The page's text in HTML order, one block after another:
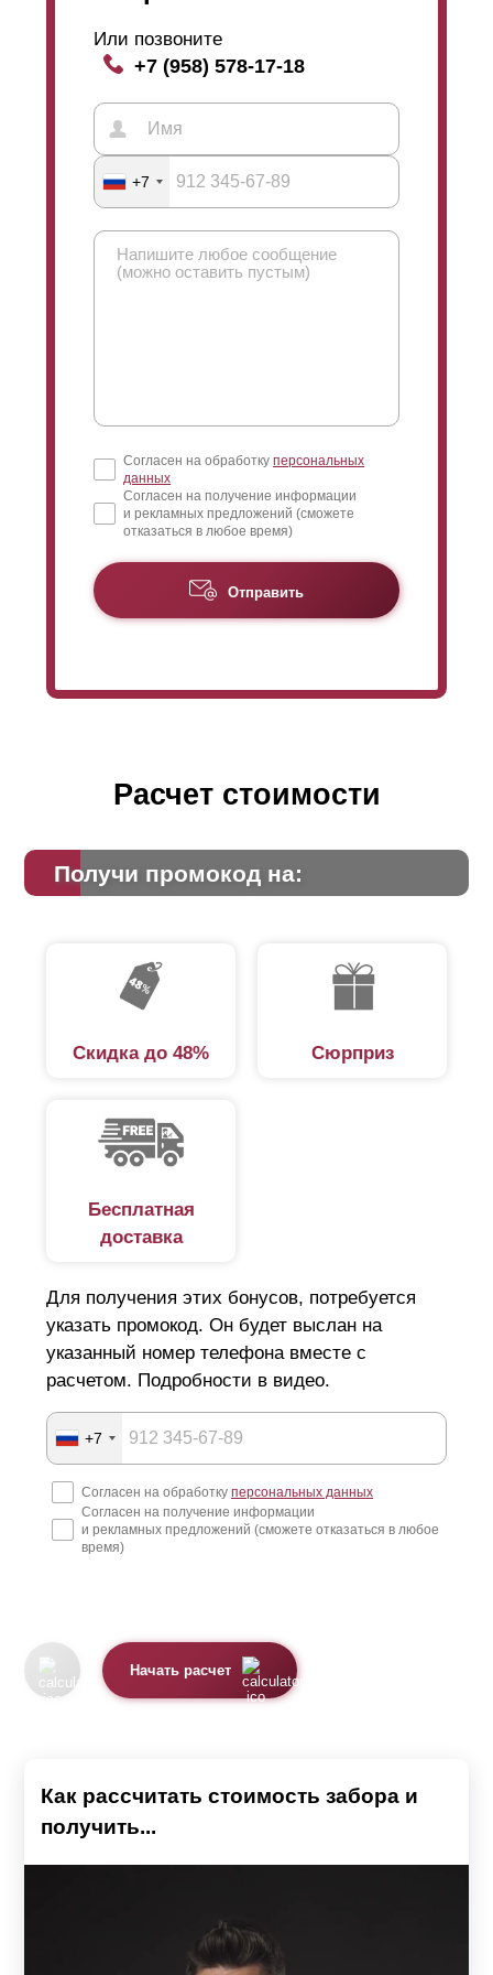
ставят, например, между двух участков или в других
случаях, когда необходим презентабельный вид с
соответственно, имеет лицевую сторону (для улицы)
и изнаночную (для двора). Так можно сэкономить,
потому что стали на односторонний забор требуется
меньше (см. рисунок профиля).
Или позвоните
+7 (958) 578-17-18
+7
Согласен на обработку персональных
данных
Согласен на получение информации
и рекламных предложений (сможете
отказаться в любое время)
Отправить
Расчет стоимости
Получи промокод на:
Скидка до 48% Сюрприз
Бесплатная
доставка
Для получения этих бонусов, потребуется
указать промокод. Он будет выслан на
указанный номер телефона вместе с
расчетом. Подробности в видео.
+7
Согласен на обработку персональных данных
Согласен на получение информации
и рекламных предложений (сможете отказаться в любое
время)
Начать расчет
Как рассчитать стоимость забора и
получить...